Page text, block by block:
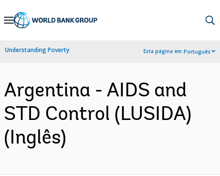
Skip
Navigation
Understanding Poverty Esta página em:Português
Argentina - AIDS and
STD Control (LUSIDA)
(Inglês)